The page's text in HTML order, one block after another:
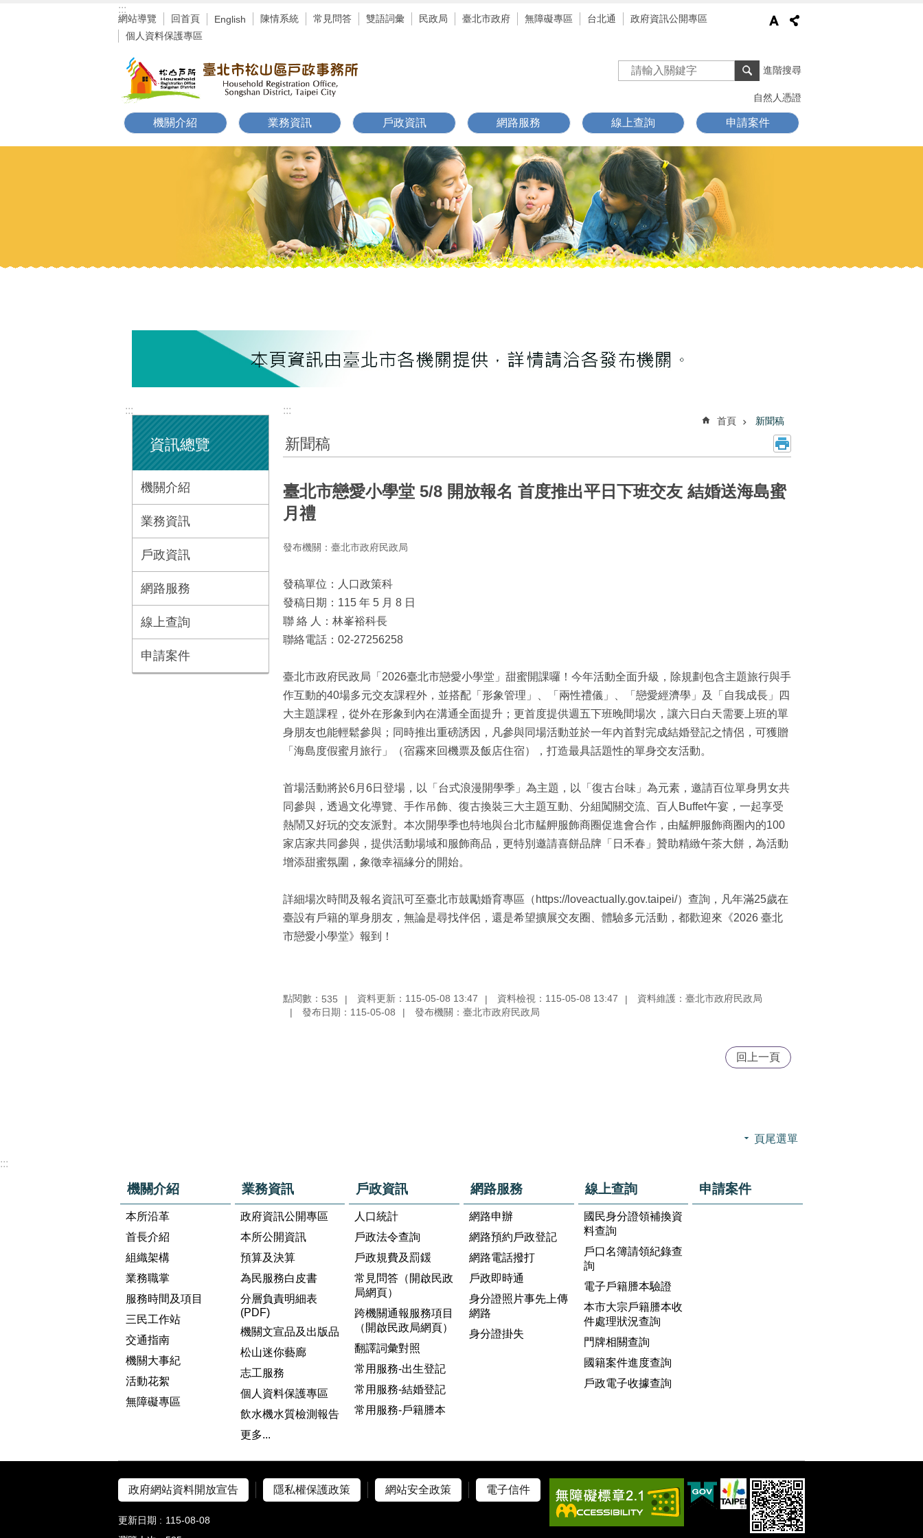
:::
網站導覽 回首頁 English 陳情系統 常見問答 雙語詞彙 民政局 臺北市政府 無障礙專區 台北通
政府資訊公開專區
個人資料保護專區
進階搜尋
自然人憑證
機關介紹 業務資訊 戶政資訊 網路服務 線上查詢 申請案件
:::
資訊總覽
機關介紹
業務資訊
戶政資訊
網路服務
線上查詢
申請案件
:::
首頁 新聞稿
新聞稿
臺北市戀愛小學堂 5/8 開放報名 首度推出平日下班交友 結婚送海島蜜
月禮
發布機關：臺北市政府民政局
發稿單位：人口政策科
發稿日期：115 年 5 月 8 日
聯 絡 人：林峯裕科長
聯絡電話：02-27256258
臺北市政府民政局「2026臺北市戀愛小學堂」甜蜜開課囉！今年活動全面升級，除規劃包含主題旅行與手
作互動的40場多元交友課程外，並搭配「形象管理」、「兩性禮儀」、「戀愛經濟學」及「自我成長」四
大主題課程，從外在形象到內在溝通全面提升；更首度提供週五下班晚間場次，讓六日白天需要上班的單
身朋友也能輕鬆參與；同時推出重磅誘因，凡參與同場活動並於一年內首對完成結婚登記之情侶，可獲贈
「海島度假蜜月旅行」（宿霧來回機票及飯店住宿），打造最具話題性的單身交友活動。
首場活動將於6月6日登場，以「台式浪漫開學季」為主題，以「復古台味」為元素，邀請百位單身男女共
同參與，透過文化導覽、手作吊飾、復古換裝三大主題互動、分組闖關交流、百人Buffet午宴，一起享受
熱鬧又好玩的交友派對。本次開學季也特地與台北市艋舺服飾商圈促進會合作，由艋舺服飾商圈內的100
家店家共同參與，提供活動場域和服飾商品，更特別邀請喜餅品牌「日禾春」贊助精緻午茶大餅，為活動
增添甜蜜氛圍，象徵幸福緣分的開始。
詳細場次時間及報名資訊可至臺北市鼓勵婚育專區（https://loveactually.gov.taipei/）查詢，凡年滿25歲在
臺設有戶籍的單身朋友，無論是尋找伴侶，還是希望擴展交友圈、體驗多元活動，都歡迎來《2026 臺北
市戀愛小學堂》報到！
點閱數： 535 資料更新：115-05-08 13:47 資料檢視：115-05-08 13:47
資料維護：臺北市政府民政局
發布日期：115-05-08
發布機關：臺北市政府民政局
回上一頁
頁尾選單
:::
機關介紹
本所沿革
首長介紹
組織架構
業務職掌
服務時間及項目
三民工作站
交通指南
機關大事紀
活動花絮
無障礙專區
業務資訊
政府資訊公開專區
本所公開資訊
預算及決算
為民服務白皮書
分層負責明細表
(PDF)
機關文宣品及出版品
松山迷你藝廊
志工服務
個人資料保護專區
飲水機水質檢測報告
更多...
戶政資訊
人口統計
戶政法令查詢
戶政規費及罰鍰
常見問答（開啟民政
局網頁）
跨機關通報服務項目
（開啟民政局網頁）
翻譯詞彙對照
常用服務-出生登記
常用服務-結婚登記
常用服務-戶籍謄本
網路服務
網路申辦
網路預約戶政登記
網路電話撥打
戶政即時通
身分證照片事先上傳
網路
身分證掛失
線上查詢
國民身分證領補換資
料查詢
戶口名簿請領紀錄查
詢
電子戶籍謄本驗證
本市大宗戶籍謄本收
件處理狀況查詢
門牌相關查詢
國籍案件進度查詢
戶政電子收據查詢
申請案件
政府網站資料開放宣告 隱私權保護政策 網站安全政策 電子信件
更新日期
115-08-08